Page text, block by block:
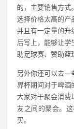
的，主要销售方式
选择价格太高的产
并且有一定量的升
后写上，能够让学
助足球赛、赞助篮
另外你还可以去一
界杯期间对于啤酒
大家对于聚会消费
友之间的聚会。
买。